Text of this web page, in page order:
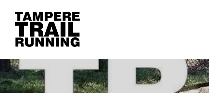
Siirry
sivun
sisältöön
Tampere Trail Running